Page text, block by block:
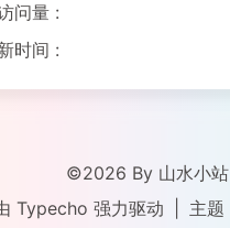
问量 :
时间 :
©2026 By 山水小站
Typecho 强力驱动 主题